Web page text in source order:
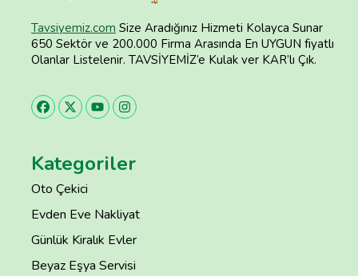
Tavsiyemiz.com Size Aradığınız Hizmeti Kolayca Sunar
650 Sektör ve 200.000 Firma Arasında En UYGUN fiyatlı
Olanlar Listelenir. TAVSİYEMİZ’e Kulak ver KAR’lı Çık.
Kategoriler
Oto Çekici
Evden Eve Nakliyat
Günlük Kiralık Evler
Beyaz Eşya Servisi